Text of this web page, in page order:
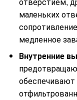
маленьких
медленное
Внутренние
обеспечивают